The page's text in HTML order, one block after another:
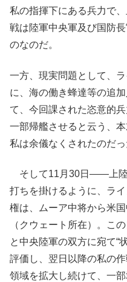
私の指揮下にある兵力で
戦は陸軍中央軍及び国防
のなのだ。
一方、現実問題として、
に、海の働き蜂達等の追
て、今回課された恣意的
一部帰艦させると云う、
私は余儀なくされたのだっ
そして11月30日――上
打ちを掛けるように、ラ
権は、ムーア中将から米
（クウェート所在）。こ
と中央陸軍の双方に宛て“
評価し、翌日以降の私の
領域を拡大し続けて、一